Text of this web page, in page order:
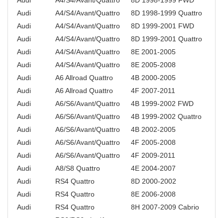
Audi
A4/S4/Avant/Quattro
8D 1998-1999 Quattro
Audi
A4/S4/Avant/Quattro
8D 1999-2001 FWD
Audi
A4/S4/Avant/Quattro
8D 1999-2001 Quattro
Audi
A4/S4/Avant/Quattro
8E 2001-2005
Audi
A4/S4/Avant/Quattro
8E 2005-2008
Audi
A6 Allroad Quattro
4B 2000-2005
Audi
A6 Allroad Quattro
4F 2007-2011
Audi
A6/S6/Avant/Quattro
4B 1999-2002 FWD
Audi
A6/S6/Avant/Quattro
4B 1999-2002 Quattro
Audi
A6/S6/Avant/Quattro
4B 2002-2005
Audi
A6/S6/Avant/Quattro
4F 2005-2008
Audi
A6/S6/Avant/Quattro
4F 2009-2011
Audi
A8/S8 Quattro
4E 2004-2007
Audi
RS4 Quattro
8D 2000-2002
Audi
RS4 Quattro
8E 2006-2008
Audi
RS4 Quattro
8H 2007-2009 Cabrio